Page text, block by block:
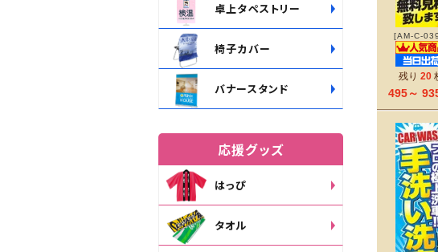
[AM-C-
残り 20
495～
卓上タペストリー
椅子カバー
バナースタンド
応援グッズ
はっぴ
タオル